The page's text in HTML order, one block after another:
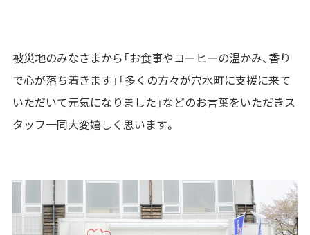
被災地のみなさまから「お食事やコーヒーの温かみ、香り
で心が落ち着きます」「多くの方々が穴水町に支援に来て
いただいて元気になりました」などのお言葉をいただきス
タッフ一同大変嬉しく思います。